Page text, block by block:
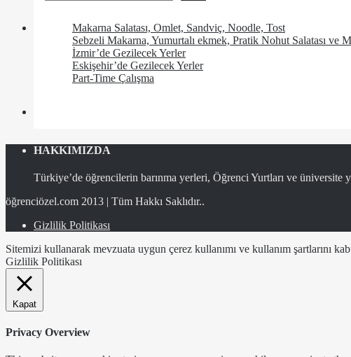
Makarna Salatası, Omlet, Sandviç, Noodle, Tost
Sebzeli Makarna, Yumurtalı ekmek, Pratik Nohut Salatası ve
İzmir’de Gezilecek Yerler
Eskişehir’de Gezilecek Yerler
Part-Time Çalışma
HAKKIMIZDA
Türkiye’de öğrencilerin barınma yerleri, Öğrenci Yurtları ve
öğrenciözel.com 2013 | Tüm Hakkı Saklıdır..
Gizlilik Politikası
Sitemizi kullanarak mevzuata uygun çerez kullanımı ve kullanım şartlarını
Gizlilik Politikası
Kapat
Privacy Overview